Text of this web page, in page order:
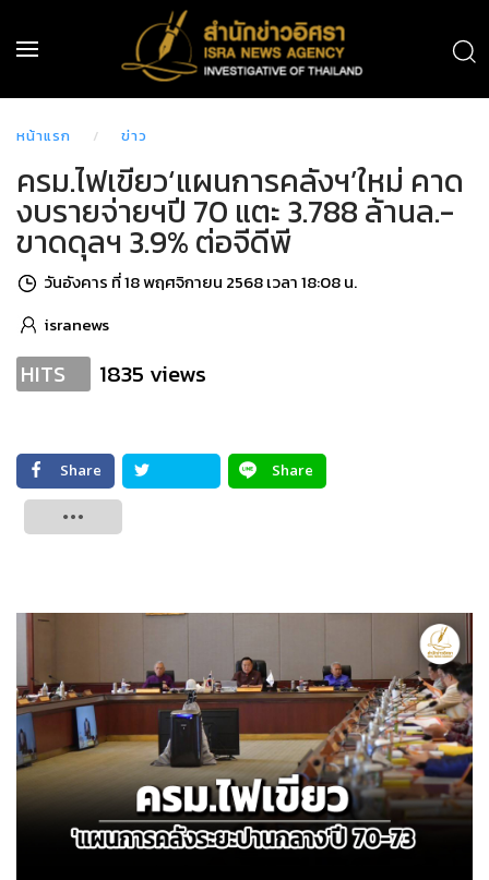
หน้าแรก ข่าว
ครม.ไฟเขียว‘แผนการคลังฯ’ใหม่ คาด
งบรายจ่ายฯปี 70 แตะ 3.788 ล้านล.-
ขาดดุลฯ 3.9% ต่อจีดีพี
วันอังคาร ที่ 18 พฤศจิกายน 2568 เวลา 18:08 น.
isranews
HITS 1835 views
Share
Share